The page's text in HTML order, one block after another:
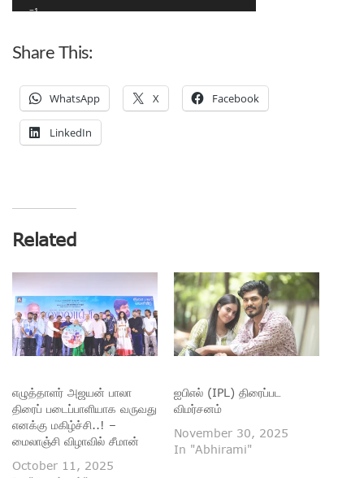
_=1
Share This:
WhatsApp X Facebook
LinkedIn
Related
எழுத்தாளர் அஜயன் பாலா
திரைப் படைப்பாளியாக வருவது
எனக்கு மகிழ்ச்சி..! –
மைலாஞ்சி விழாவில் சீமான்
October 11, 2025
ஐபிஎல் (IPL) திரைப்பட
விமர்சனம்
November 30, 2025
In "Abhirami"